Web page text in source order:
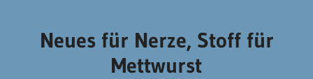
Neues für Nerze, Stoff für
Mettwurst